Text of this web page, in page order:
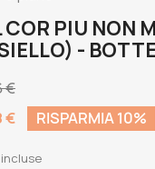
COR PIU NON
-
€
€
RISPARMIA 10%